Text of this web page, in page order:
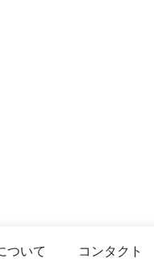
ついて コンタクト